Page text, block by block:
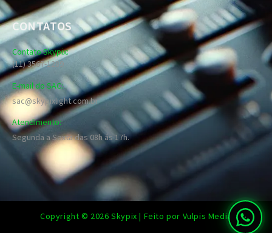
CONTATOS
Contato Skypix:
(11) 3567-1289
E-mail do SAC:
sac@skypixlight.com.br
Atendimento:
Segunda a Sexta das 08h ás 17h.
Copyright © 2026 Skypix | Feito por Vulpis Media